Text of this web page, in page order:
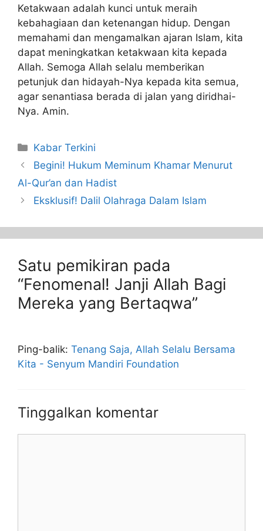
Ketakwaan adalah kunci untuk meraih
kebahagiaan dan ketenangan hidup. Dengan
memahami dan mengamalkan ajaran Islam, kita
dapat meningkatkan ketakwaan kita kepada
Allah. Semoga Allah selalu memberikan
petunjuk dan hidayah-Nya kepada kita semua,
agar senantiasa berada di jalan yang diridhai-
Nya. Amin.
Kabar Terkini
Begini! Hukum Meminum Khamar Menurut
Al-Qur’an dan Hadist
Eksklusif! Dalil Olahraga Dalam Islam
Satu pemikiran pada
“Fenomenal! Janji Allah Bagi
Mereka yang Bertaqwa”
Ping-balik: Tenang Saja, Allah Selalu Bersama
Kita - Senyum Mandiri Foundation
Tinggalkan komentar